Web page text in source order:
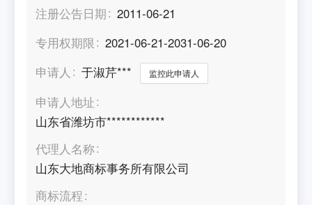
注册公告日期
2011-06-21
专用权期限
2021-06-21-2031-06-20
申请人
于淑芹*** 监控此申请人
申请人地址
山东省潍坊市************
代理人名称
山东大地商标事务所有限公司
商标流程